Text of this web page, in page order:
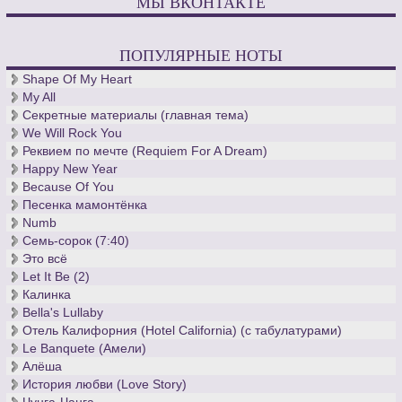
ПОПУЛЯРНЫЕ НОТЫ
Shape Of My Heart
My All
Секретные материалы (главная тема)
We Will Rock You
Реквием по мечте (Requiem For A Dream)
Happy New Year
Because Of You
Песенка мамонтёнка
Numb
Семь-сорок (7:40)
Это всё
Let It Be (2)
Калинка
Bella's Lullaby
Отель Калифорния (Hotel California) (с табулатурами)
Le Banquete (Амели)
Алёша
История любви (Love Story)